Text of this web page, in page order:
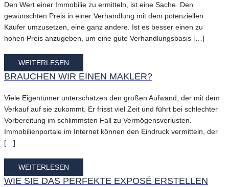
Den Wert einer Immobilie zu ermitteln, ist eine Sache. Den
gewünschten Preis in einer Verhandlung mit dem potenziellen
Käufer umzusetzen, eine ganz andere. Ist es besser einen zu
hohen Preis anzugeben, um eine gute Verhandlungsbasis […]
WEITERLESEN
BRAUCHEN WIR EINEN MAKLER?
Viele Eigentümer unterschätzen den großen Aufwand, der mit dem
Verkauf auf sie zukommt. Er frisst viel Zeit und führt bei schlechter
Vorbereitung im schlimmsten Fall zu Vermögensverlusten.
Immobilienportale im Internet können den Eindruck vermitteln, der
[…]
WEITERLESEN
WIE SIE DAS PERFEKTE EXPOSÉ ERSTELLEN